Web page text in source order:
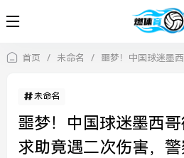
首页 / 未命名 / 噩梦！中国球迷墨西哥街头遭抢，报警求助竟遇二次伤害，警
未命名
噩梦！中国球迷墨西
求助竟遇二次伤害，警